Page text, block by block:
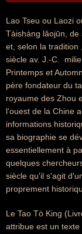
Lao Tseu ou Laozi
Tàishàng lǎojūn, de
et, selon la tradition
siècle av. J.-C. 
Printemps et
père fondateur du
royaume des Zhou
l'ouest de la Chine
informations
sa biographie se
essentiellement à
quelques
siècle qu'il s'agit
proprement
Le Tao Tö King
attribue est un